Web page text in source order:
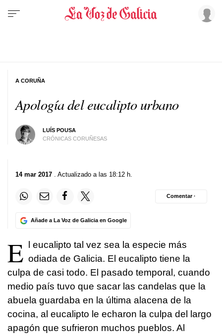
Apología del eucalipto urbano
LUÍS POUSA
CRÓNICAS CORUÑESAS
A CORUÑA
14 mar 2017 . Actualizado a las 18:12 h.
Añade a La Voz de Galicia en Google
Comentar ·
E
l eucalipto tal vez sea la especie más
odiada de Galicia. El eucalipto tiene la
culpa de casi todo. El pasado temporal, cuando
medio país tuvo que sacar las candelas que la
abuela guardaba en la última alacena de la
cocina, al eucalipto le echaron la culpa del largo
apagón que sufrieron muchos pueblos. Al